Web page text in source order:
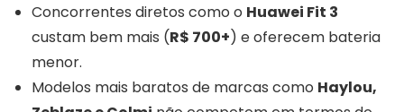
Concorrentes diretos como o Huawei Fit 3
custam bem mais (R$ 700+) e oferecem bateria
menor.
Modelos mais baratos de marcas como Haylou,